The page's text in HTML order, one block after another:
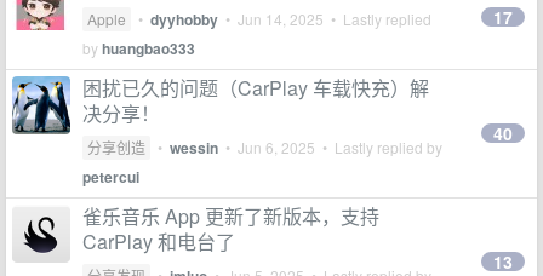
Apple • dyyhobby • Jun 14, 2025 • Lastly replied
byhuangbao333
17
困扰已久的问题（CarPlay 车载快充）解
决分享！
分享创造 • wessin • Jun 6, 2025 • Lastly replied by
petercui
40
雀乐音乐 App 更新了新版本，支持
CarPlay 和电台了
13